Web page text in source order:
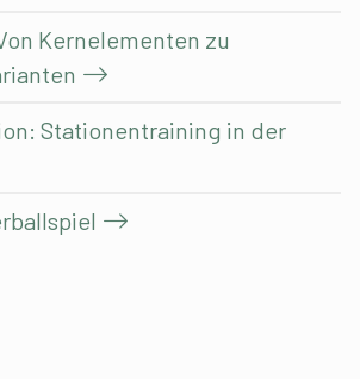
Kernelementen zu
Stationentraining in der